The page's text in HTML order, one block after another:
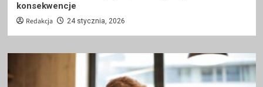
konsekwencje
Redakcja 24 stycznia, 2026